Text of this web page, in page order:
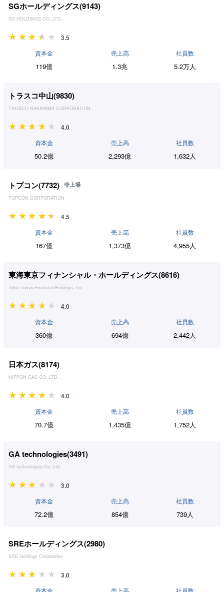
SGホールディングス(9143)
SG HOLDINGS CO.,LTD.
3.5
資本金
119億
売上高
1.3兆
社員数
5.2万人
トラスコ中山(9830)
TRUSCO NAKAYAMA CORPORATION
4.0
資本金
50.2億
売上高
2,293億
社員数
1,632人
トプコン(7732) 非上場
TOPCON CORPORATION
4.5
資本金
167億
売上高
1,373億
社員数
4,955人
東海東京フィナンシャル・ホールディングス(8616)
Tokai Tokyo Financial Holdings, Inc.
4.0
資本金
360億
売上高
694億
社員数
2,442人
日本ガス(8174)
NIPPON GAS CO.,LTD.
4.0
資本金
70.7億
売上高
1,435億
社員数
1,752人
GA technologies(3491)
GA technologies Co.,Ltd.
3.0
資本金
72.2億
売上高
854億
社員数
739人
SREホールディングス(2980)
SRE Holdings Corporation
3.0